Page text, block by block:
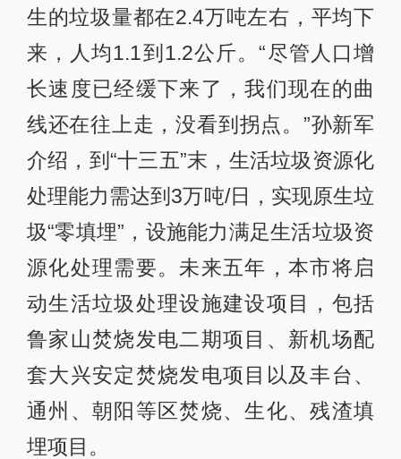
生的垃圾量都在2.4万吨左右，平均下
来，人均1.1到1.2公斤。“尽管人口增
长速度已经缓下来了，我们现在的曲
线还在往上走，没看到拐点。”孙新军
介绍，到“十三五”末，生活垃圾资源化
处理能力需达到3万吨/日，实现原生垃
圾“零填埋”，设施能力满足生活垃圾资
源化处理需要。未来五年，本市将启
动生活垃圾处理设施建设项目，包括
鲁家山焚烧发电二期项目、新机场配
套大兴安定焚烧发电项目以及丰台、
通州、朝阳等区焚烧、生化、残渣填
埋项目。